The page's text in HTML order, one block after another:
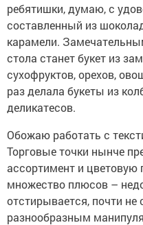
ребятишки, думаю, с
составленный из
карамели.
стола станет букет из
сухофруктов, орехов,
раз делала букеты из
деликатесов.
Обожаю работать с
Торговые точки нынче
ассортимент и цветовую
множество плюсов –
отстирывается, почти не
разнообразным